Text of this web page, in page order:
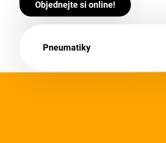
Objednejte si online!
Pneumatiky